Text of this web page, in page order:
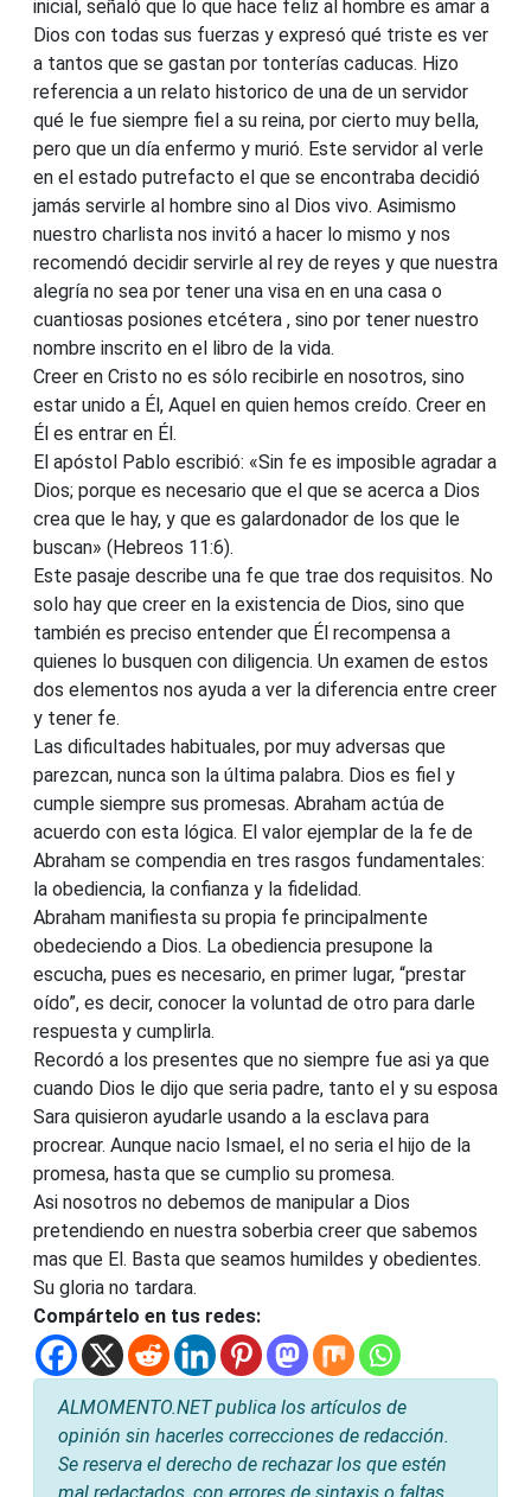
inicial, señaló que lo que hace feliz al hombre es amar a
Dios con todas sus fuerzas y expresó qué triste es ver
a tantos que se gastan por tonterías caducas. Hizo
referencia a un relato historico de una de un servidor
qué le fue siempre fiel a su reina, por cierto muy bella,
pero que un día enfermo y murió. Este servidor al verle
en el estado putrefacto el que se encontraba decidió
jamás servirle al hombre sino al Dios vivo. Asimismo
nuestro charlista nos invitó a hacer lo mismo y nos
recomendó decidir servirle al rey de reyes y que nuestra
alegría no sea por tener una visa en en una casa o
cuantiosas posiones etcétera , sino por tener nuestro
nombre inscrito en el libro de la vida.
Creer en Cristo no es sólo recibirle en nosotros, sino
estar unido a Él, Aquel en quien hemos creído. Creer en
Él es entrar en Él.
El apóstol Pablo escribió: «Sin fe es imposible agradar a
Dios; porque es necesario que el que se acerca a Dios
crea que le hay, y que es galardonador de los que le
buscan» (Hebreos 11:6).
Este pasaje describe una fe que trae dos requisitos. No
solo hay que creer en la existencia de Dios, sino que
también es preciso entender que Él recompensa a
quienes lo busquen con diligencia. Un examen de estos
dos elementos nos ayuda a ver la diferencia entre creer
y tener fe.
Las dificultades habituales, por muy adversas que
parezcan, nunca son la última palabra. Dios es fiel y
cumple siempre sus promesas. Abraham actúa de
acuerdo con esta lógica. El valor ejemplar de la fe de
Abraham se compendia en tres rasgos fundamentales:
la obediencia, la confianza y la fidelidad.
Abraham manifiesta su propia fe principalmente
obedeciendo a Dios. La obediencia presupone la
escucha, pues es necesario, en primer lugar, “prestar
oído”, es decir, conocer la voluntad de otro para darle
respuesta y cumplirla.
Recordó a los presentes que no siempre fue asi ya que
cuando Dios le dijo que seria padre, tanto el y su esposa
Sara quisieron ayudarle usando a la esclava para
procrear. Aunque nacio Ismael, el no seria el hijo de la
promesa, hasta que se cumplio su promesa.
Asi nosotros no debemos de manipular a Dios
pretendiendo en nuestra soberbia creer que sabemos
mas que El. Basta que seamos humildes y obedientes.
Su gloria no tardara.
Compártelo en tus redes:
ALMOMENTO.NET publica los artículos de
opinión sin hacerles correcciones de redacción.
Se reserva el derecho de rechazar los que estén
mal redactados, con errores de sintaxis o faltas